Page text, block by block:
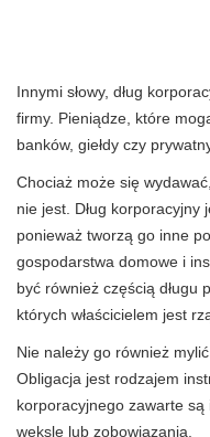
Innymi słowy, dług
firmy. Pieniądze, które
banków, giełdy czy
Chociaż może się
nie jest. Dług korporacyjny
ponieważ tworzą go inne
gospodarstwa domowe i
być również częścią długu
których właścicielem jest
Nie należy go również
Obligacja jest rodzajem
korporacyjnego zawarte są
weksle lub zobowiązania.